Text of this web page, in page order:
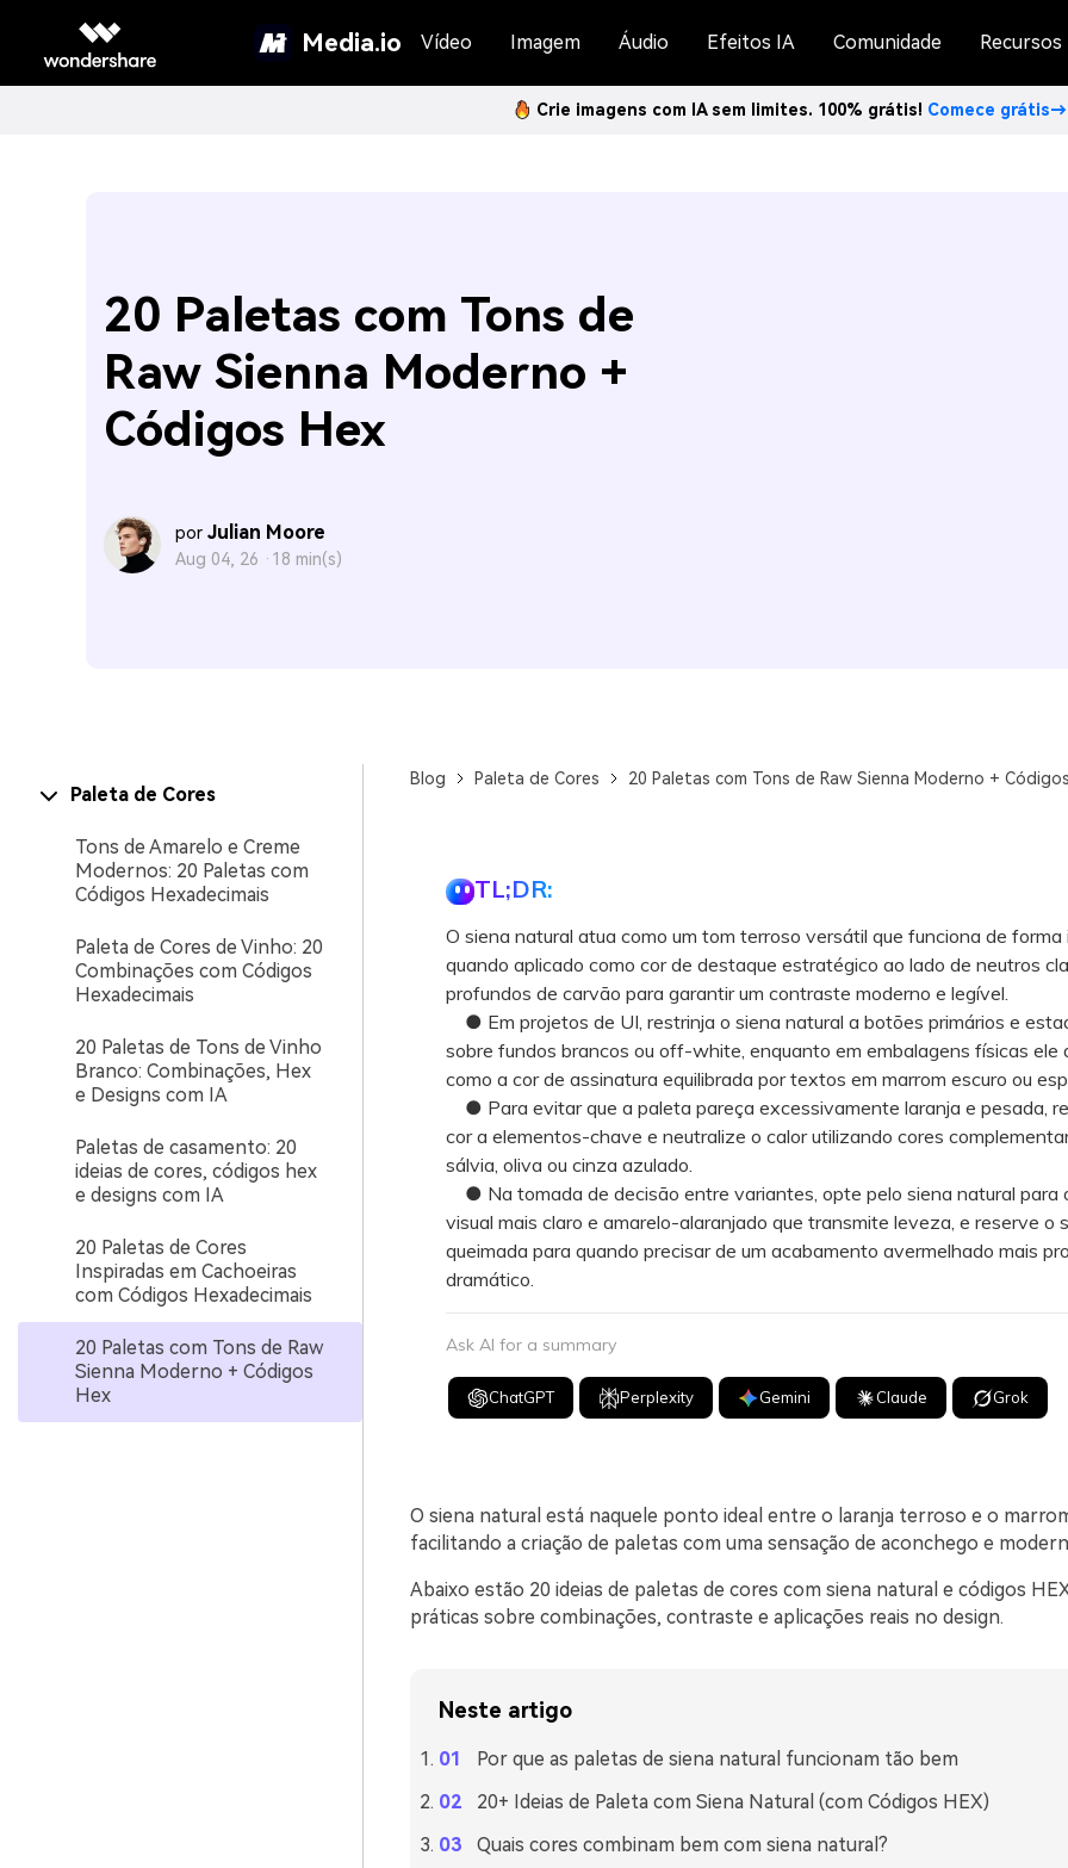
Media.io Vídeo Imagem Áudio Efeitos IA Comunidade Recursos
Crie imagens com IA sem limites. 100% grátis! Comece grátis→
20 Paletas com Tons de
Raw Sienna Moderno +
Códigos Hex
por Julian Moore
Aug 04, 26 · 18 min(s)
Paleta de Cores
Tons de Amarelo e Creme
Modernos: 20 Paletas com
Códigos Hexadecimais
Paleta de Cores de Vinho: 20
Combinações com Códigos
Hexadecimais
20 Paletas de Tons de Vinho
Branco: Combinações, Hex
e Designs com IA
Paletas de casamento: 20
ideias de cores, códigos hex
e designs com IA
20 Paletas de Cores
Inspiradas em Cachoeiras
com Códigos Hexadecimais
20 Paletas com Tons de Raw
Sienna Moderno + Códigos
Hex
Blog Paleta de Cores 20 Paletas com Tons de Raw Sienna Moderno +
TL;DR:
O siena natural atua como um tom terroso versátil que funciona de forma
quando aplicado como cor de destaque estratégico ao lado de neutros
profundos de carvão para garantir um contraste moderno e legível.
● Em projetos de UI, restrinja o siena natural a botões primários e
sobre fundos brancos ou off-white, enquanto em embalagens físicas ele
como a cor de assinatura equilibrada por textos em marrom escuro ou
● Para evitar que a paleta pareça excessivamente laranja e pesada,
cor a elementos-chave e neutralize o calor utilizando cores
sálvia, oliva ou cinza azulado.
● Na tomada de decisão entre variantes, opte pelo siena natural para
visual mais claro e amarelo-alaranjado que transmite leveza, e reserve o
queimada para quando precisar de um acabamento avermelhado mais
dramático.
Ask AI for a summary
ChatGPT Perplexity Gemini Claude Grok
O siena natural está naquele ponto ideal entre o laranja terroso e o
facilitando a criação de paletas com uma sensação de aconchego e
Abaixo estão 20 ideias de paletas de cores com siena natural e códigos
práticas sobre combinações, contraste e aplicações reais no design.
Neste artigo
Por que as paletas de siena natural funcionam tão bem
20+ Ideias de Paleta com Siena Natural (com Códigos HEX)
Quais cores combinam bem com siena natural?